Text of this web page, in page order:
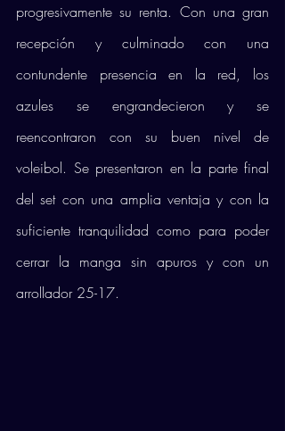
progresivamente su renta. Con una gran
recepción y culminado con una
contundente presencia en la red, los
azules se engrandecieron y se
reencontraron con su buen nivel de
voleibol. Se presentaron en la parte final
del set con una amplia ventaja y con la
suficiente tranquilidad como para poder
cerrar la manga sin apuros y con un
arrollador 25-17.